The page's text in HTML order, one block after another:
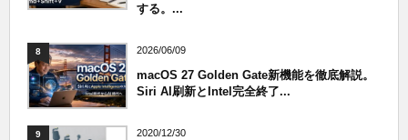
する。...
8 2026/06/09
macOS 27 Golden Gate新機能を徹底解説。
Siri AI刷新とIntel完全終了...
9 2020/12/30